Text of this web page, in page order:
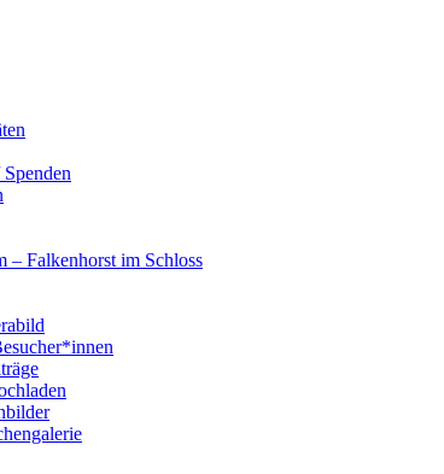
– Falkenhorst im Schloss